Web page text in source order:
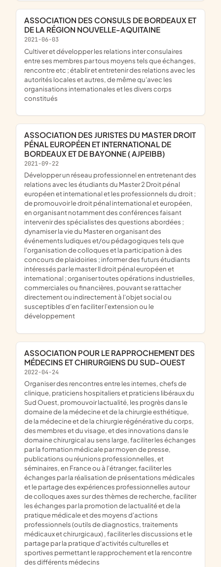
ASSOCIATION DES CONSULS DE BORDEAUX ET
DE LA RÉGION NOUVELLE-AQUITAINE
2021-06-03
cultiver et développer les relations inter consulaires
entre ses membres par tous moyens tels que échanges,
rencontre etc ; établir et entretenir des relations avec les
autorités locales et autres, de même qu'avec les
organisations internationales et les divers corps
constitués
ASSOCIATION DES JURISTES DU MASTER DROIT
PÉNAL EUROPÉEN ET INTERNATIONAL DE
BORDEAUX ET DE BAYONNE ( AJPEIBB)
2021-09-22
développer un réseau professionnel en entretenant des
relations avec les étudiants du Master 2 Droit pénal
européen et international et les professionnels du droit ;
de promouvoir le droit pénal international et européen,
en organisant notamment des conférences faisant
intervenir des spécialistes des questions abordées ;
dynamiser la vie du Master en organisant des
événements ludiques et/ou pédagogiques tels que
l'organisation de colloques et la participation à des
concours de plaidoiries ; informer des futurs étudiants
intéressés par le master II droit pénal européen et
international ; organiser toutes opérations industrielles,
commerciales ou financières, pouvant se rattacher
directement ou indirectement à l'objet social ou
susceptibles d'en faciliter l'extension ou le
développement
ASSOCIATION POUR LE RAPPROCHEMENT DES
MÉDECINS ET CHIRURGIENS DU SUD-OUEST
2022-04-24
organiser des rencontres entre les internes, chefs de
clinique, praticiens hospitaliers et praticiens libéraux du
Sud Ouest, promouvoir lactualité, les progrès dans le
domaine de la médecine et de la chirurgie esthétique,
de la médecine et de la chirurgie régénérative du corps,
des membres et du visage, et des innovations dans le
domaine chirurgical au sens large, faciliter les échanges
par la formation médicale par moyen de presse,
publications ou réunions professionnelles, et
séminaires, en France ou à l'étranger, faciliter les
échanges par la réalisation de présentations médicales
et le partage des expériences professionnelles autour
de colloques axes sur des thèmes de recherche, faciliter
les échanges par la promotion de lactualité et de la
pratique médicale et des moyens d'actions
professionnels (outils de diagnostics, traitements
médicaux et chirurgicaux) , faciliter les discussions et le
partage par la pratique d'activités culturelles et
sportives permettant le rapprochement et la rencontre
des différents médecins